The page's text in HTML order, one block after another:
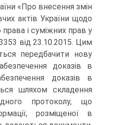
«Про внесення змін
актів України щодо
і суміжних прав у
від 23.10.2015. Цим
передбачити нову
доказів в
доказів в
шляхом складення
протоколу, що
розміщеної в